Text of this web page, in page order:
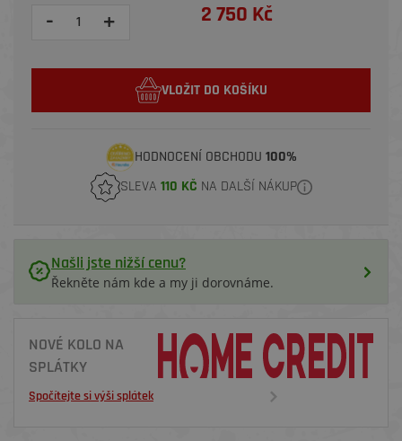
- + 2 750 Kč
VLOŽIT DO KOŠÍKU
HODNOCENÍ OBCHODU 100%
SLEVA 110 KČ NA DALŠÍ NÁKUP
Našli jste nižší cenu?
Řekněte nám kde a my ji dorovnáme.
NOVÉ KOLO NA
SPLÁTKY
Spočítejte si výši splátek